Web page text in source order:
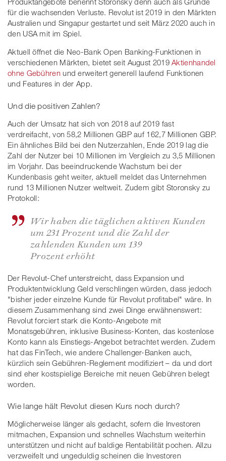
für die wachsenden Verluste. Revolut ist 2019 in den Märkten
Australien und Singapur gestartet und seit März 2020 auch in
den USA mit im Spiel.
Aktuell öffnet die Neo-Bank Open Banking-Funktionen in
verschiedenen Märkten, bietet seit August 2019Aktienhandel
ohne Gebührenund erweitert generell laufend Funktionen
und Features in der App.
Und die positiven Zahlen?
Auch der Umsatz hat sich von 2018 auf 2019 fast
verdreifacht, von 58,2 Millionen GBP auf 162,7 Millionen GBP.
Ein ähnliches Bild bei den Nutzerzahlen, Ende 2019 lag die
Zahl der Nutzer bei 10 Millionen im Vergleich zu 3,5 Millionen
im Vorjahr. Das beeindruckende Wachstum bei der
Kundenbasis geht weiter, aktuell meldet das Unternehmen
rund 13 Millionen Nutzer weltweit. Zudem gibt Storonsky zu
Protokoll:
Wir haben die täglichen aktiven Kunden
um 231 Prozent und die Zahl der
zahlenden Kunden um 139
Prozent erhöht
Der Revolut-Chef unterstreicht, dass Expansion und
Produktentwicklung Geld verschlingen würden, dass jedoch
"bisher jeder einzelne Kunde für Revolut profitabel" wäre. In
diesem Zusammenhang sind zwei Dinge erwähnenswert:
Revolut forciert stark die Konto-Angebote mit
Monatsgebühren, inklusive Business-Konten, das kostenlose
Konto kann als Einstiegs-Angebot betrachtet werden. Zudem
hat das FinTech, wie andere Challenger-Banken auch,
kürzlich sein Gebühren-Reglement modifiziert – da und dort
sind eher kostspielige Bereiche mit neuen Gebühren belegt
worden.
Wie lange hält Revolut diesen Kurs noch durch?
Möglicherweise länger als gedacht, sofern die Investoren
mitmachen, Expansion und schnelles Wachstum weiterhin
unterstützen und nicht auf baldige Rentabilität pochen. Allzu
verzweifelt und ungeduldig scheinen die Investoren